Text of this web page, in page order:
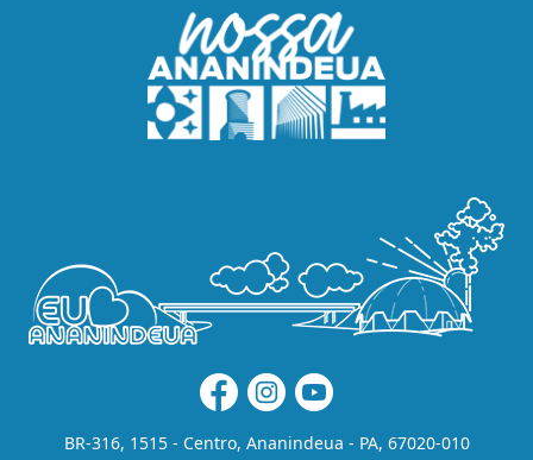
BR-316, 1515 - Centro, Ananindeua - PA, 67020-010